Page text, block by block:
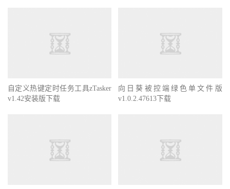
自定义热键定时任务工具zTasker
v1.42安装版下载
向日葵被控端绿色单文件版
v1.0.2.47613下载